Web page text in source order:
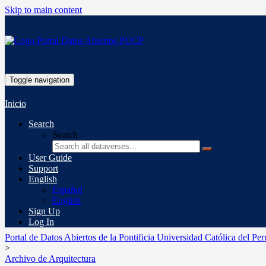
Skip to main content
Toggle navigation
Inicio
Search
Search
User Guide
Support
English
Español
English
Sign Up
Log In
Portal de Datos Abiertos de la Pontificia Universidad Católica del
>
Archivo de Arquitectura